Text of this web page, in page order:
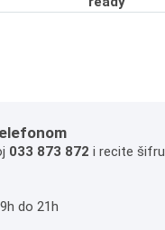
033 873 872 i recite šifru
do 21h